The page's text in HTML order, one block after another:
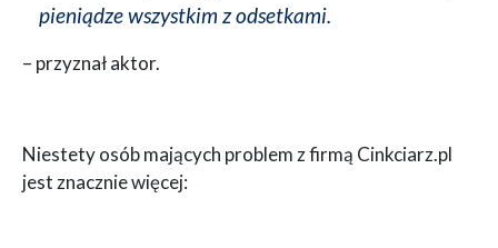
pieniądze wszystkim z odsetkami.
– przyznał aktor.
Niestety osób mających problem z firmą Cinkciarz.pl
jest znacznie więcej: